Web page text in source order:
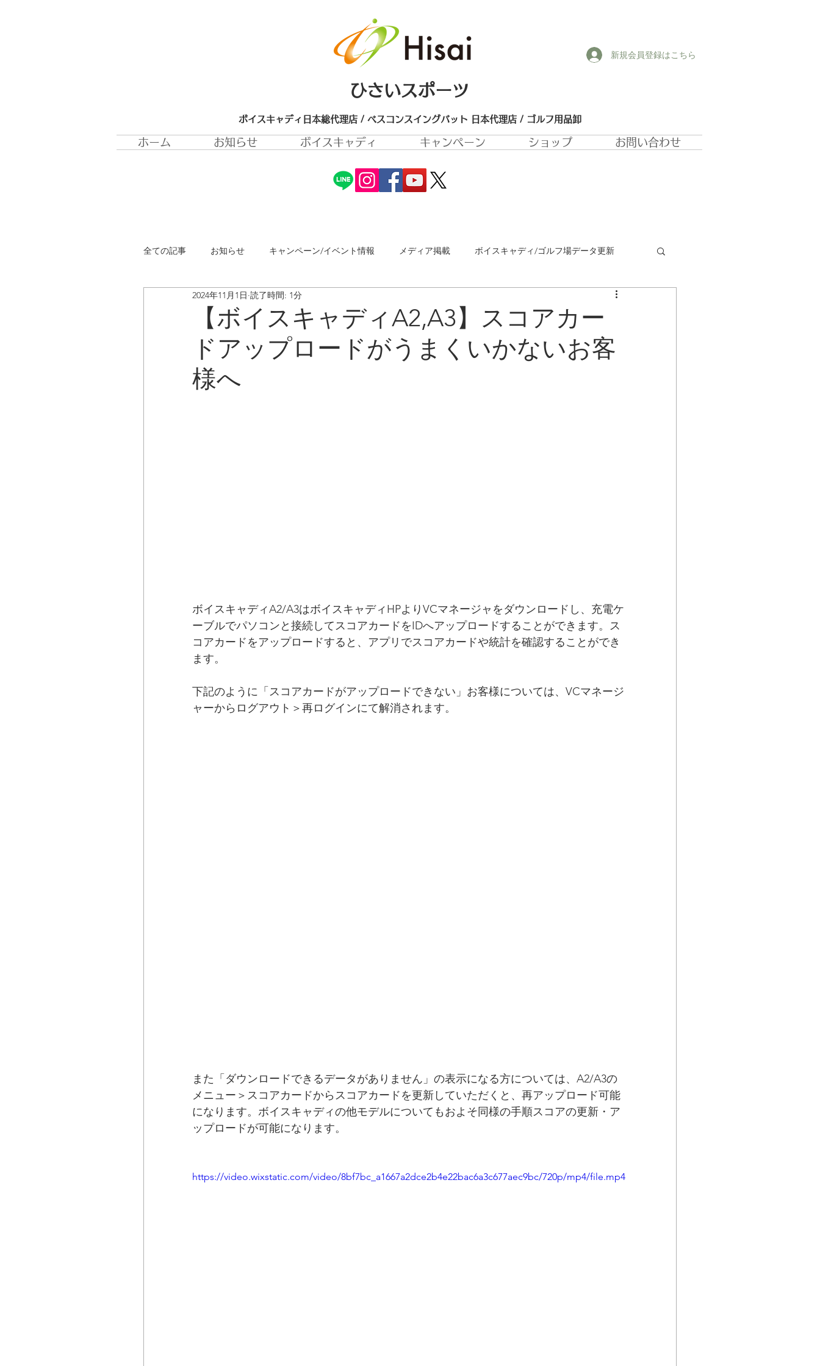
新規会員登録はこちら
ひさいスポーツ
ボイスキャディ日本総代理店 / ベスコンスイングバット 日本代理店​ / ゴルフ用品卸
ホーム お知らせ ボイスキャディ キャンペーン ショップ お問い合わせ
全ての記事 お知らせ キャンペーン/イベント情報 メディア掲載 ボイスキャディ/ゴルフ場データ更新
ボイスキャディ/アップデート情報
お客様の声 コラム
【ボイスキャディA2,A3】スコアカー
ドアップロードがうまくいかないお客
様へ
2024年11月1日 読了時間: 1分
ボイスキャディA2/A3はボイスキャディHPよりVCマネージャをダウンロードし、充電ケ
ーブルでパソコンと接続してスコアカードをIDへアップロードすることができます。ス
コアカードをアップロードすると、アプリでスコアカードや統計を確認することができ
ます。
下記のように「スコアカードがアップロードできない」お客様については、VCマネージ
ャーからログアウト＞再ログインにて解消されます。
また「ダウンロードできるデータがありません」の表示になる方については、A2/A3の
メニュー＞スコアカードからスコアカードを更新していただくと、再アップロード可能
になります。ボイスキャディの他モデルについてもおよそ同様の手順スコアの更新・ア
ップロードが可能になります。
https://video.wixstatic.com/video/8bf7bc_a1667a2dce2b4e22bac6a3c677aec9bc/720p/mp4/file.mp4